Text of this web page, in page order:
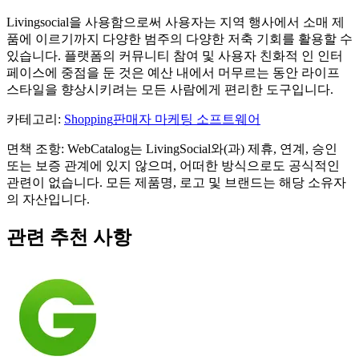
Livingsocial을 사용함으로써 사용자는 지역 행사에서 소매 제
품에 이르기까지 다양한 범주의 다양한 저축 기회를 활용할 수
있습니다. 플랫폼의 커뮤니티 참여 및 사용자 친화적 인 인터
페이스에 중점을 둔 것은 예산 내에서 머무르는 동안 라이프
스타일을 향상시키려는 모든 사람에게 편리한 도구입니다.
카테고리 : Shopping판매자 마케팅 소프트웨어
면책 조항: WebCatalog는 LivingSocial와(과) 제휴, 연계, 승인
또는 보증 관계에 있지 않으며, 어떠한 방식으로도 공식적인
관련이 없습니다. 모든 제품명, 로고 및 브랜드는 해당 소유자
의 자산입니다.
관련 추천 사항